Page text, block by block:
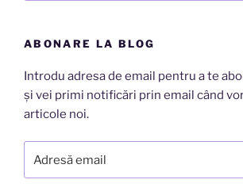
ABONARE LA BLOG
Introdu adresa de email pentru a te
și vei primi notificări prin email când
articole noi.